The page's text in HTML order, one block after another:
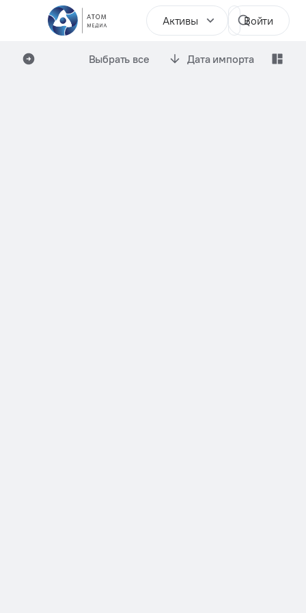
Активы Войти
Выбрать все Дата импорта